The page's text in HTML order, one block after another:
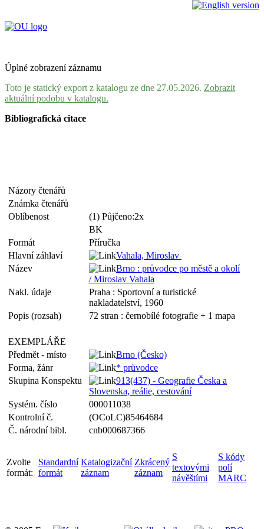
Úplné zobrazení záznamu
Toto je statický export z katalogu ze dne 27.05.2026. Zobrazit
aktuální podobu v katalogu.
Bibliografická citace
Názory čtenářů
Známka čtenářů
Oblíbenost
(1) Půjčeno:2x
BK
Formát
Příručka
Hlavní záhlaví
Vahala, Miroslav
Název
Brno : průvodce po městě a okolí
/ Miroslav Vahala
Nakl. údaje
Praha : Sportovní a turistické
nakladatelství, 1960
Popis (rozsah)
72 stran : černobílé fotografie + 1 mapa
EXEMPLÁŘE
Předmět - místo
Brno (Česko)
Forma, žánr
* průvodce
Skupina Konspektu
913(437) - Geografie Česka a
Slovenska, reálie, cestování
Systém. číslo
000011038
Kontrolní č.
(OCoLC)85464684
Č. národní bibl.
cnb000687366
Zvolte
formát:
Standardní
formát
Katalogizační
záznam
Zkrácený
záznam
S
textovými
návěštími
S kódy
polí
MARC